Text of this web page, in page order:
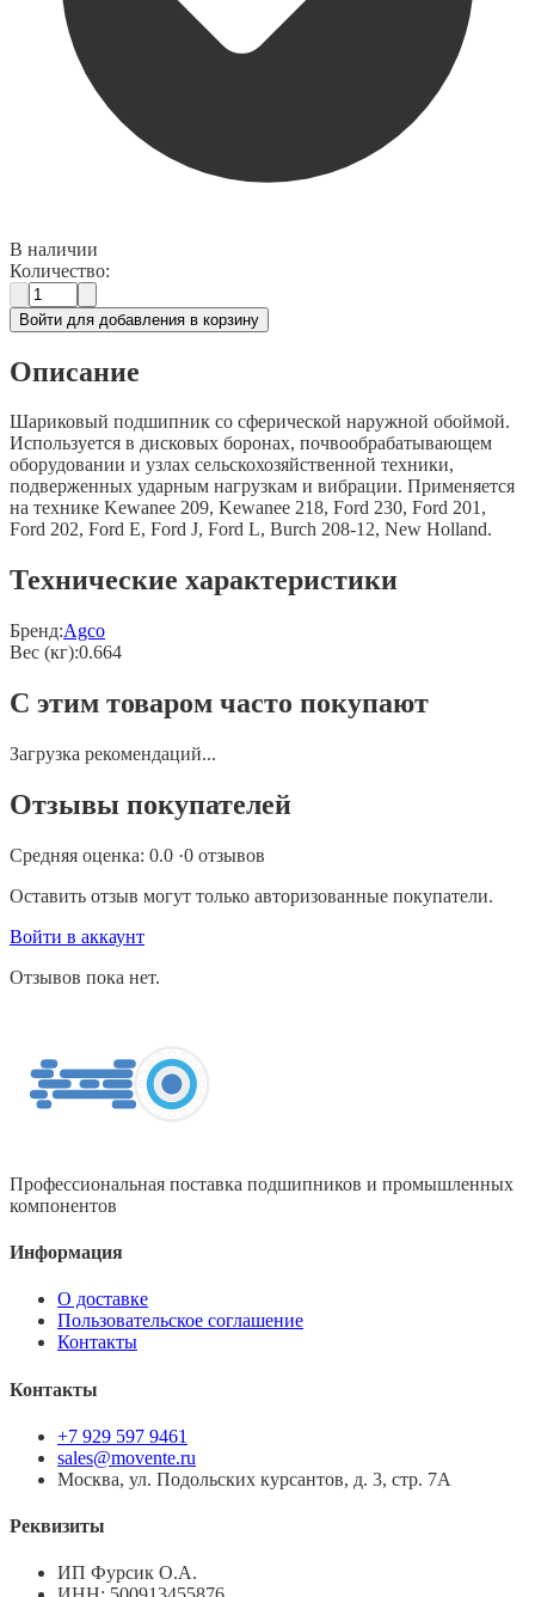
В наличии
Количество:
Войти для добавления в корзину
Описание
Шариковый подшипник со сферической наружной обоймой.
Используется в дисковых боронах, почвообрабатывающем
оборудовании и узлах сельскохозяйственной техники,
подверженных ударным нагрузкам и вибрации. Применяется
на технике Kewanee 209, Kewanee 218, Ford 230, Ford 201,
Ford 202, Ford E, Ford J, Ford L, Burch 208-12, New Holland.
Технические характеристики
Бренд:Agco
Вес (кг):0.664
С этим товаром часто покупают
Загрузка рекомендаций...
Отзывы покупателей
Средняя оценка: 0.0 ·0 отзывов
Оставить отзыв могут только авторизованные покупатели.
Войти в аккаунт
Отзывов пока нет.
Профессиональная поставка подшипников и промышленных
компонентов
Информация
О доставке
Пользовательское соглашение
Контакты
Контакты
+7 929 597 9461
sales@movente.ru
Москва, ул. Подольских курсантов, д. 3, стр. 7А
Реквизиты
ИП Фурсик О.А.